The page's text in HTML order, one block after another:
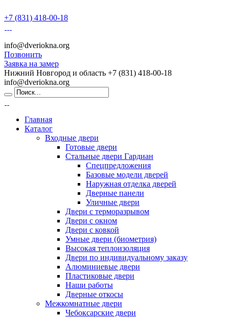
+7 (831) 418-00-18
info@dveriokna.org
Позвонить
Заявка на замер
Нижний Новгород и область +7 (831) 418-00-18
info@dveriokna.org
Главная
Каталог
Входные двери
Готовые двери
Стальные двери Гардиан
Спецпредложения
Базовые модели дверей
Наружная отделка дверей
Дверные панели
Уличные двери
Двери с терморазрывом
Двери с окном
Двери с ковкой
Умные двери (биометрия)
Высокая теплоизоляция
Двери по индивидуальному заказу
Алюминиевые двери
Пластиковые двери
Наши работы
Дверные откосы
Межкомнатные двери
Чебоксарские двери